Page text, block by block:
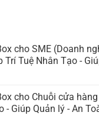
cho SME (Doanh
Trí Tuệ Nhân Tạo -
cho Chuỗi cửa
- Giúp Quản lý - An